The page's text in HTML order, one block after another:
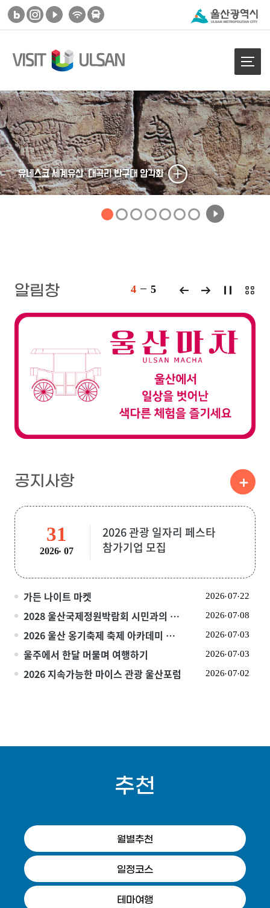
유네스코 세계유산 대곡리 반구대 암각화
태화강 겨울철새, 떼까마귀 군무를 볼 수 있는 생태정원 태화강국가정원
손에 닫는 구름너머로 숲이 만드는 바다를 만난다 영남알프스 간월재
이색적인 어촌 마을의 모습을 볼 수 있는 강동몽돌해변
100년 세월의 1만5천 아름드리 해송가득한 대왕암공원
과거 장생포 어민들의 실제생활을 그대로 재현, 옛놀이를 즐길 수 있는
한반도에서 아침해가 가장 먼저 뜨는 곳 간절곶
알림창 4 5
공지사항
2026 관광 일자리 페스타
참가기업 모집
2026 07
31
가든 나이트 마켓 2026 07 22
2028 울산국제정원박람회 시민과의 대화 2026 07 08
2026 울산 옹기축제 축제 아카데미 참여자 모집 2026 07 03
울주에서 한달 머물며 여행하기 2026 07 03
2026 지속가능한 마이스 관광 울산포럼 2026 07 02
추천
월별추천
일정코스
테마여행